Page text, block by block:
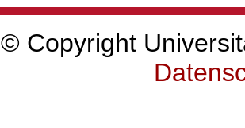
© Copyright